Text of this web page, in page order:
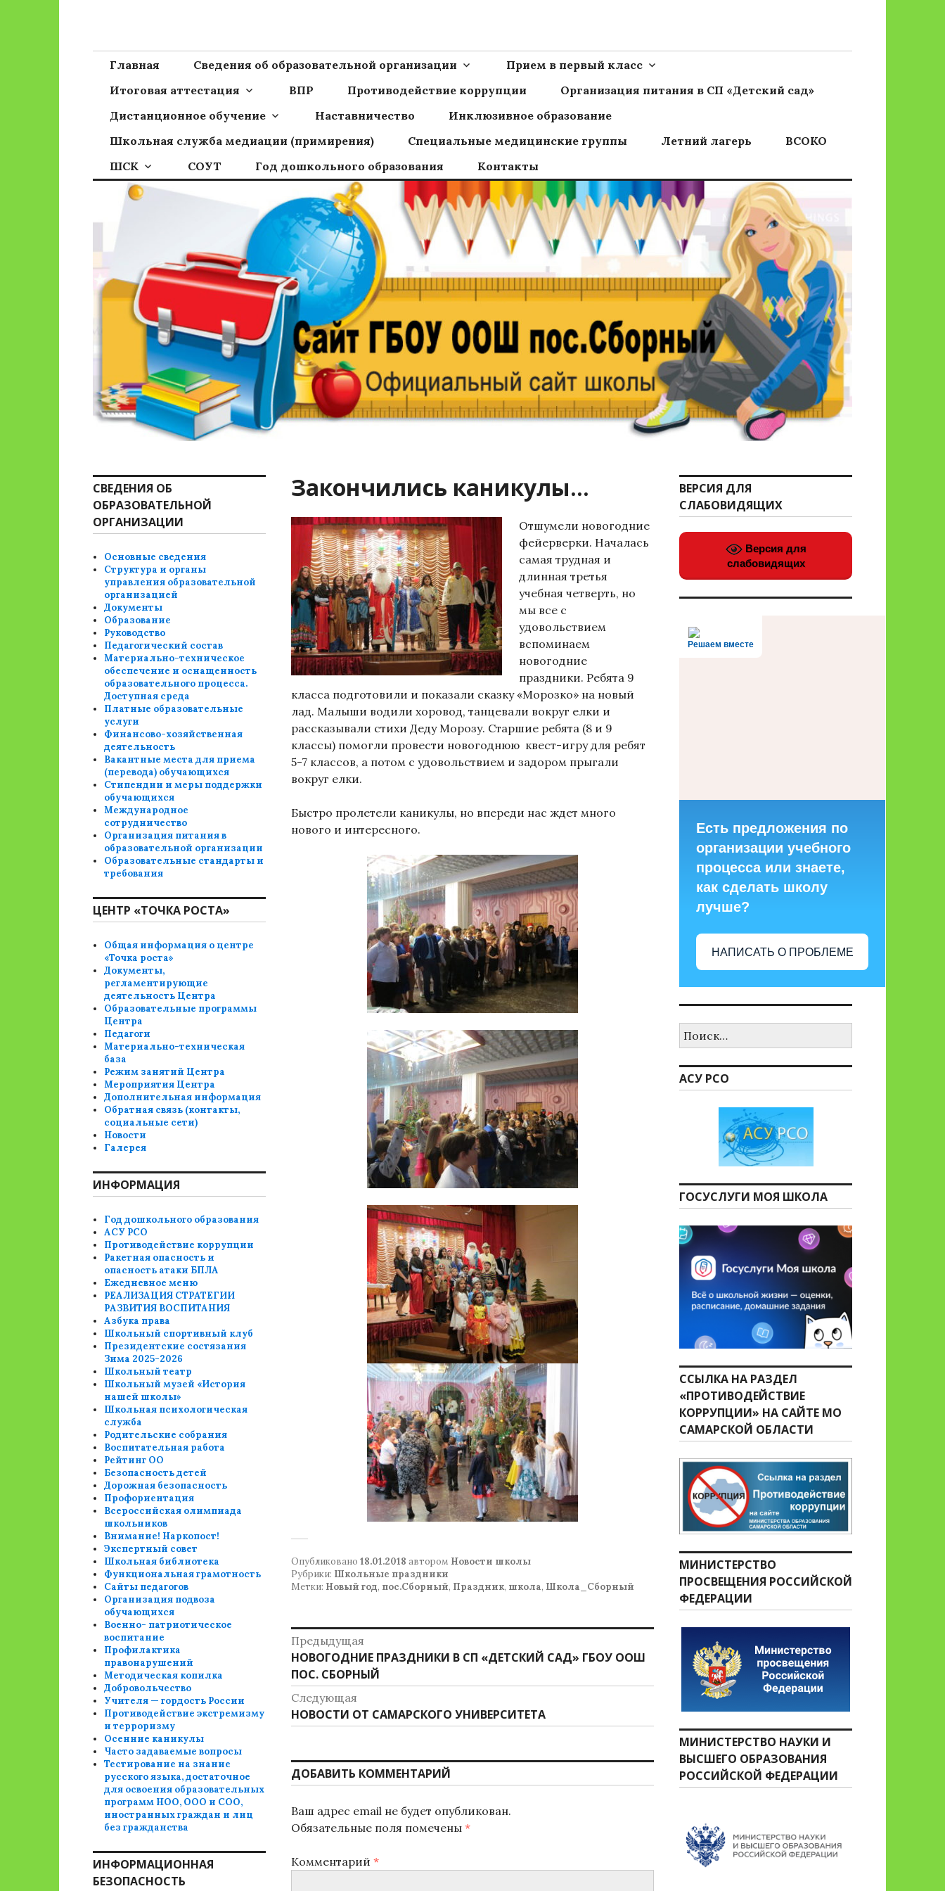
Сайт ГБОУ ООШ пос.Сборный
Главная Сведения об образовательной организации
Прием в первый класс
Итоговая аттестация
ВПР Противодействие коррупции
Организация питания в СП «Детский сад»
Дистанционное обучение
Наставничество
Инклюзивное образование
Школьная служба медиации (примирения)
Специальные медицинские группы Летний лагерь
ВСОКО
ШСК
СОУТ Год дошкольного образования Контакты
Закончились каникулы…
Отшумели новогодние
фейерверки. Началась
самая трудная и
длинная третья
учебная четверть, но
мы все с
удовольствием
вспоминаем
новогодние
праздники. Ребята 9
класса подготовили и показали сказку «Морозко» на новый
лад. Малыши водили хоровод, танцевали вокруг елки и
рассказывали стихи Деду Морозу. Старшие ребята (8 и 9
классы) помогли провести новогоднюю квест-игру для ребят
5-7 классов, а потом с удовольствием и задором прыгали
вокруг елки.
Быстро пролетели каникулы, но впереди нас ждет много
нового и интересного.
Опубликовано 18.01.2018 автором Новости школы
Рубрики: Школьные праздники
Метки: Новый год, пос.Сборный, Праздник, школа, Школа_Сборный
Навигация
по
записям
Предыдущая
Предыдущая
запись:
НОВОГОДНИЕ ПРАЗДНИКИ В СП «ДЕТСКИЙ САД» ГБОУ ООШ
ПОС. СБОРНЫЙ
Следующая
Следующая
запись:
НОВОСТИ ОТ САМАРСКОГО УНИВЕРСИТЕТА
ДОБАВИТЬ КОММЕНТАРИЙ
Ваш адрес email не будет опубликован.
Обязательные поля помечены *
Комментарий *
СВЕДЕНИЯ ОБ
ОБРАЗОВАТЕЛЬНОЙ
ОРГАНИЗАЦИИ
Основные сведения
Структура и органы
управления образовательной
организацией
Документы
Образование
Руководство
Педагогический состав
Материально-техническое
обеспечение и оснащенность
образовательного процесса.
Доступная среда
Платные образовательные
услуги
Финансово-хозяйственная
деятельность
Вакантные места для приема
(перевода) обучающихся
Стипендии и меры поддержки
обучающихся
Международное
сотрудничество
Организация питания в
образовательной организации
Образовательные стандарты и
требования
ЦЕНТР «ТОЧКА РОСТА»
Общая информация о центре
«Точка роста»
Документы,
регламентирующие
деятельность Центра
Образовательные программы
Центра
Педагоги
Материально-техническая
база
Режим занятий Центра
Мероприятия Центра
Дополнительная информация
Обратная связь (контакты,
социальные сети)
Новости
Галерея
ИНФОРМАЦИЯ
Год дошкольного образования
АСУ РСО
Противодействие коррупции
Ракетная опасность и
опасность атаки БПЛА
Ежедневное меню
РЕАЛИЗАЦИЯ СТРАТЕГИИ
РАЗВИТИЯ ВОСПИТАНИЯ
Азбука права
Школьный спортивный клуб
Президентские состязания
Зима 2025-2026
Школьный театр
Школьный музей «История
нашей школы»
Школьная психологическая
служба
Родительские собрания
Воспитательная работа
Рейтинг ОО
Безопасность детей
Дорожная безопасность
Профориентация
Всероссийская олимпиада
школьников
Внимание! Наркопост!
Экспертный совет
Школьная библиотека
Функциональная грамотность
Сайты педагогов
Организация подвоза
обучающихся
Военно- патриотическое
воспитание
Профилактика
правонарушений
Методическая копилка
Добровольчество
Учителя — гордость России
Противодействие экстремизму
и терроризму
Осенние каникулы
Часто задаваемые вопросы
Тестирование на знание
русского языка, достаточное
для освоения образовательных
программ НОО, ООО и СОО,
иностранных граждан и лиц
без гражданства
ИНФОРМАЦИОННАЯ
БЕЗОПАСНОСТЬ
ВЕРСИЯ ДЛЯ
СЛАБОВИДЯЩИХ
Версия для
слабовидящих
Решаем вместе
Есть предложения по
организации учебного
процесса или знаете,
как сделать школу
лучше?
НАПИСАТЬ О ПРОБЛЕМЕ
АСУ РСО
ГОСУСЛУГИ МОЯ ШКОЛА
ССЫЛКА НА РАЗДЕЛ
«ПРОТИВОДЕЙСТВИЕ
КОРРУПЦИИ» НА САЙТЕ МО
САМАРСКОЙ ОБЛАСТИ
МИНИСТЕРСТВО
ПРОСВЕЩЕНИЯ РОССИЙСКОЙ
ФЕДЕРАЦИИ
МИНИСТЕРСТВО НАУКИ И
ВЫСШЕГО ОБРАЗОВАНИЯ
РОССИЙСКОЙ ФЕДЕРАЦИИ